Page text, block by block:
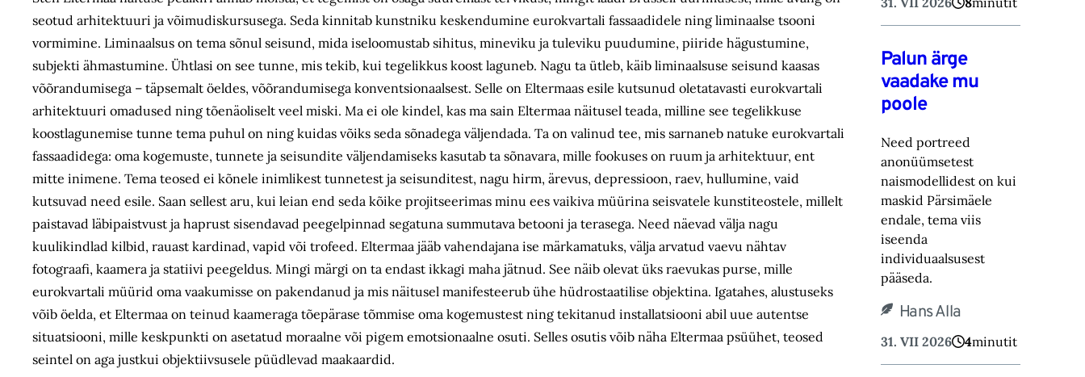
seotud arhitektuuri ja võimudiskursusega. Seda kinnitab kunstniku keskendumine eurokvartali fassaadidele ning liminaalse tsooni
vormimine. Liminaalsus on tema sõnul seisund, mida iseloomustab sihitus, mineviku ja tuleviku puudumine, piiride hägustumine,
subjekti ähmastumine. Ühtlasi on see tunne, mis tekib, kui tegelikkus koost laguneb. Nagu ta ütleb, käib liminaalsuse seisund kaasas
võõrandumisega – täpsemalt öeldes, võõrandumisega konventsionaalsest. Selle on Eltermaas esile kutsunud oletatavasti eurokvartali
arhitektuuri omadused ning tõenäoliselt veel miski. Ma ei ole kindel, kas ma sain Eltermaa näitusel teada, milline see tegelikkuse
koostlagunemise tunne tema puhul on ning kuidas võiks seda sõnadega väljendada. Ta on valinud tee, mis sarnaneb natuke eurokvartali
fassaadidega: oma kogemuste, tunnete ja seisundite väljendamiseks kasutab ta sõnavara, mille fookuses on ruum ja arhitektuur, ent
mitte inimene. Tema teosed ei kõnele inimlikest tunnetest ja seisunditest, nagu hirm, ärevus, depressioon, raev, hullumine, vaid
kutsuvad need esile. Saan sellest aru, kui leian end seda kõike projitseerimas minu ees vaikiva müürina seisvatele kunstiteostele, millelt
paistavad läbipaistvust ja haprust sisendavad peegelpinnad segatuna summutava betooni ja terasega. Need näevad välja nagu
kuulikindlad kilbid, rauast kardinad, vapid või trofeed. Eltermaa jääb vahendajana ise märkamatuks, välja arvatud vaevu nähtav
fotograafi, kaamera ja statiivi peegeldus. Mingi märgi on ta endast ikkagi maha jätnud. See näib olevat üks raevukas purse, mille
eurokvartali müürid oma vaakumisse on pakendanud ja mis näitusel manifesteerub ühe hüdrostaatilise objektina. Igatahes, alustuseks
võib öelda, et Eltermaa on teinud kaameraga tõepärase tõmmise oma kogemustest ning tekitanud installatsiooni abil uue autentse
situatsiooni, mille keskpunkti on asetatud moraalne või pigem emotsionaalne osuti. Selles osutis võib näha Eltermaa psüühet, teosed
seintel on aga justkui objektiivsusele püüdlevad maakaardid.
Palun ärge
vaadake mu
poole
Need portreed
anonüümsetest
naismodellidest on kui
maskid Pärsimäele
endale, tema viis
iseenda
individuaalsusest
pääseda.
Hans Alla
31. VII 2026 4minutit